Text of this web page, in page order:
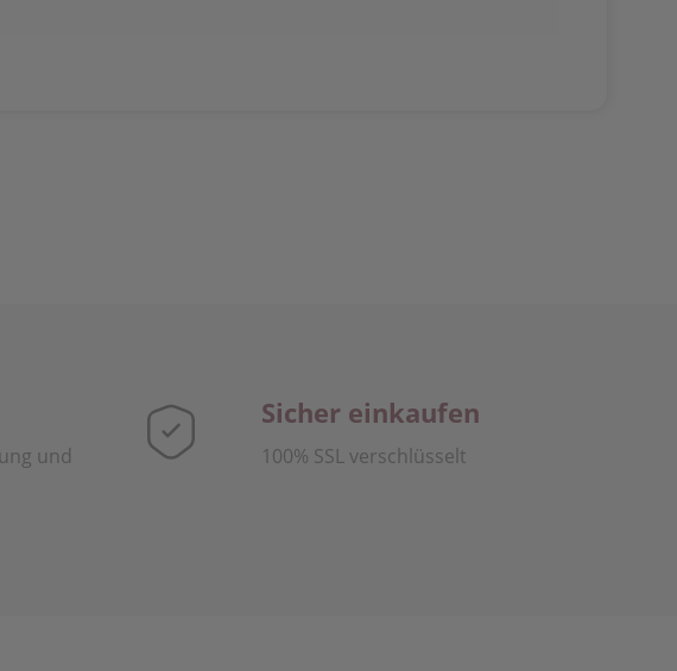
und
Sicher einkaufen
100% SSL verschlüsselt